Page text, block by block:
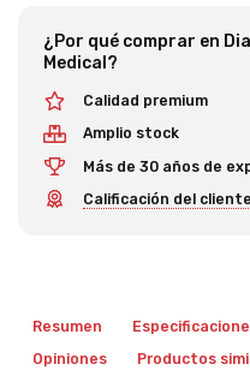
¿Por qué comprar en
Medical?
Calidad premium
Amplio stock
Más de 30 años de
Calificación del
Resumen
Opiniones
Productos